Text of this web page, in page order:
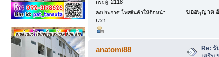
กระทู้: 2118
ลงประกาศ โพสสินค้าให้ติดหน้า
แรก
ขออนุญาต
anatomi88
Re: